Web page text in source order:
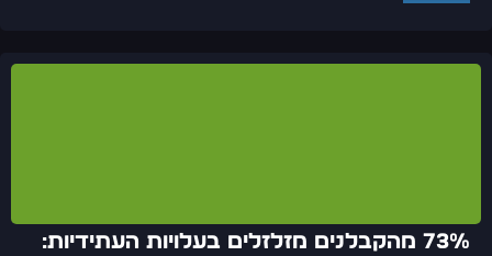
73% מהקבלנים מזלזלים בעלויות העתידיות: